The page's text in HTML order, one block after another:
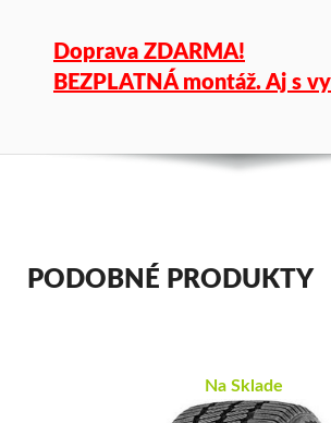
Doprava ZDARMA!
BEZPLATNÁ montáž. Aj s
PODOBNÉ PRODUKTY
Na Sklade